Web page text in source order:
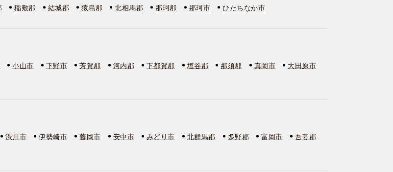
稲敷郡 結城郡 猿島郡 北相馬郡 那珂郡 那珂市 ひたちなか市
小山市 下野市 芳賀郡 河内郡 下都賀郡 塩谷郡 那須郡 真岡市
大田原市
渋川市 伊勢崎市 藤岡市 安中市 みどり市 北群馬郡 多野郡 富岡市
吾妻郡